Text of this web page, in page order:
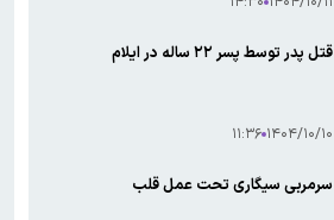
قتل پدر توسط پسر ۲۲ ساله در ایلام
۱۴۰۴/۱۰/۱۰ ۱۱:۳۶
سرمربی سیگاری تحت عمل قلب